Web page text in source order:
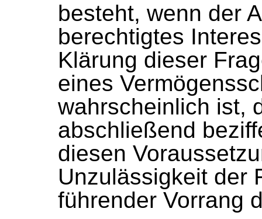
besteht, wenn der
berechtigtes
Klärung dieser
eines
wahrscheinlich ist,
abschließend
diesen
Unzulässigkeit der
führender Vorrang